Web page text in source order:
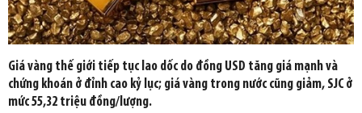
Giá vàng thế giới tiếp tục lao dốc do đồng USD tăng giá mạnh và
chứng khoán ở đỉnh cao kỷ lục; giá vàng trong nước cũng giảm, SJC ở
mức 55,32 triệu đồng/lượng.